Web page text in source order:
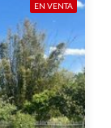
EN VENTA